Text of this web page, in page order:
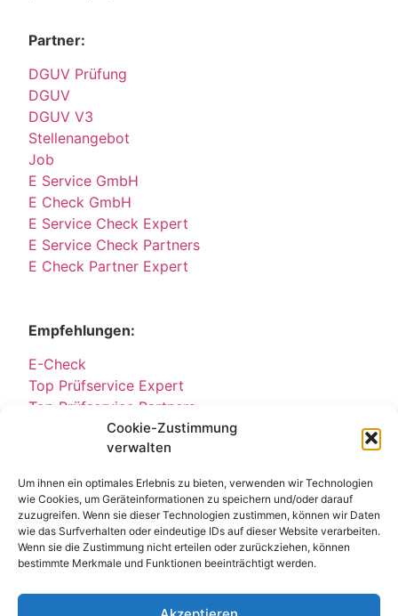
Cookie-Zustimmung
verwalten
Um ihnen ein optimales Erlebnis zu bieten, verwenden wir Technologien
wie Cookies, um Geräteinformationen zu speichern und/oder darauf
zuzugreifen. Wenn sie dieser Technologien zustimmen, können wir Daten
wie das Surfverhalten oder eindeutige IDs auf dieser Website verarbeiten.
Wenn sie die Zustimmung nicht erteilen oder zurückziehen, können
bestimmte Merkmale und Funktionen beeinträchtigt werden.
Partner:
DGUV Prüfung
DGUV
DGUV V3
Stellenangebot
Job
E Service GmbH
E Check GmbH
E Service Check Expert
E Service Check Partners
E Check Partner Expert
Empfehlungen:
E-Check
Top Prüfservice Expert
Top Prüfservice Partners
Top Prüfservice GmbH
Sicherheitsprüfungen Partners
Prüfung E-Check Expert
Prüfung elektrischer Anlagen